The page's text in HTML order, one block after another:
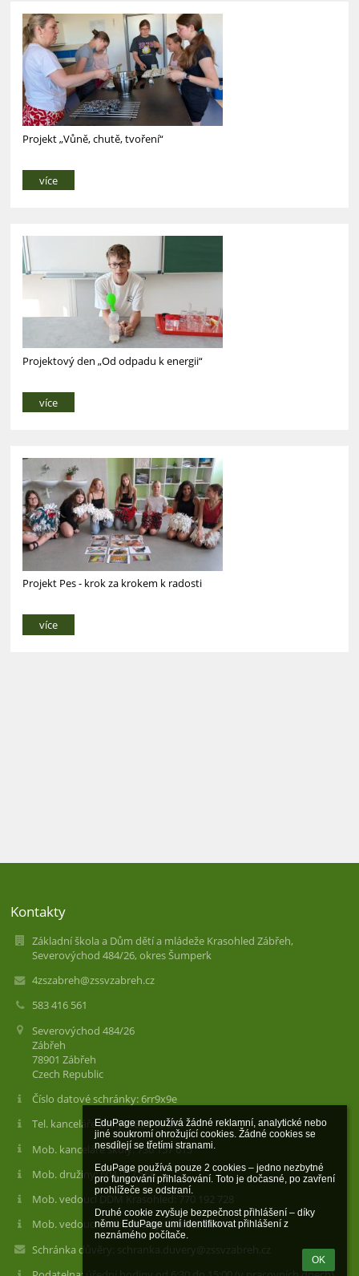
EduPage nepoužívá žádné reklamní, analytické nebo
jiné soukromí ohrožující cookies. Žádné cookies se
nesdílejí se třetími stranami.
EduPage používá pouze 2 cookies – jedno nezbytné
pro fungování přihlašování. Toto je dočasné, po zavření
prohlížeče se odstraní.
Druhé cookie zvyšuje bezpečnost přihlášení – díky
němu EduPage umí identifikovat přihlášení z
neznámého počítače.
OK
Projekt „Vůně, chutě, tvoření“
více
Projektový den „Od odpadu k energii“
více
Projekt Pes - krok za krokem k radosti
více
Kontakty
Základní škola a Dům dětí a mládeže Krasohled Zábřeh,
Severovýchod 484/26, okres Šumperk
4zszabreh@zssvzabreh.cz
583 416 561
Severovýchod 484/26
Zábřeh
78901 Zábřeh
Czech Republic
Číslo datové schránky: 6rr9x9e
Tel. kanceláře školy: 583 416 561
Mob. kanceláře školy: 736 157 613
Mob. družiny: 604 977 566
Mob. vedoucí DDM Krasohled: 770 192 728
Mob. vedoucí školní jídelny: 608 863 504
Schránka důvěry: schranka.duvery@zssvzabreh.cz